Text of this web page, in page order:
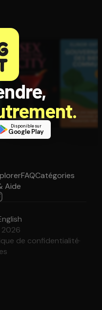
Disponible sur
Google Play
FAQCatégories
Aide
de confidentialité·